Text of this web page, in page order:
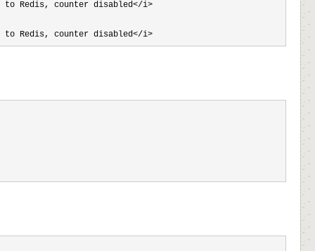
to Redis, counter disabled</i>
to Redis, counter disabled</i>